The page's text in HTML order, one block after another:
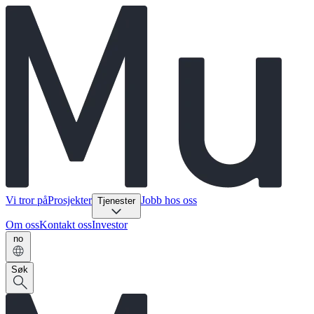
Vi tror påProsjekter Tjenester Jobb hos oss
Om ossKontakt ossInvestor
no
Søk